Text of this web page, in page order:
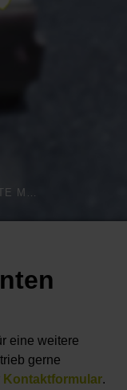
eine weitere
gerne
Kontaktformular.